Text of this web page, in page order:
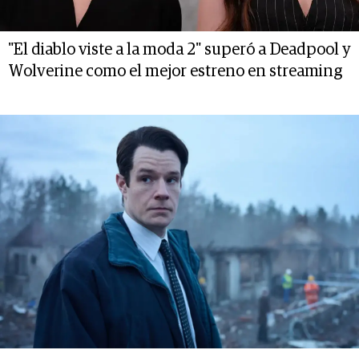
"El diablo viste a la moda 2" superó a Deadpool y
Wolverine como el mejor estreno en streaming